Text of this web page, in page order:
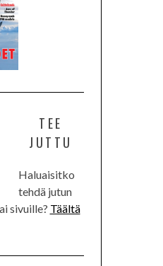
TEE
JUTTU
Haluaisitko
tehdä jutun
sivuille? Täältä